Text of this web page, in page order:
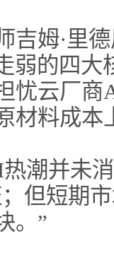
吉姆·里
弱的四
忧云厂
材料成本
潮并未
但短期
。”